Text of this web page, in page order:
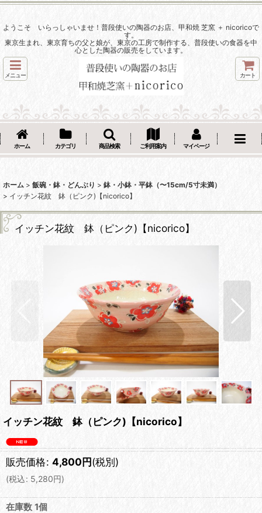
ようこそ いらっしゃいませ！普段使いの陶器のお店、甲和焼 芝窯 ＋ nicoricoで
す。
東京生まれ、東京育ちの父と娘が、東京の工房で制作する、普段使いの食器を中
心とした陶器の販売をしています。
メニュー カート
ホーム カテゴリ 商品検索 ご利用案内 マイページ
ホーム > 飯碗・鉢・どんぶり > 鉢・小鉢・平鉢（〜15cm/5寸未満）
> イッチン花紋 鉢（ピンク)【nicorico】
イッチン花紋 鉢（ピンク)【nicorico】
イッチン花紋 鉢（ピンク)【nicorico】
販売価格: 4,800円(税別)
(税込: 5,280円)
在庫数 1個